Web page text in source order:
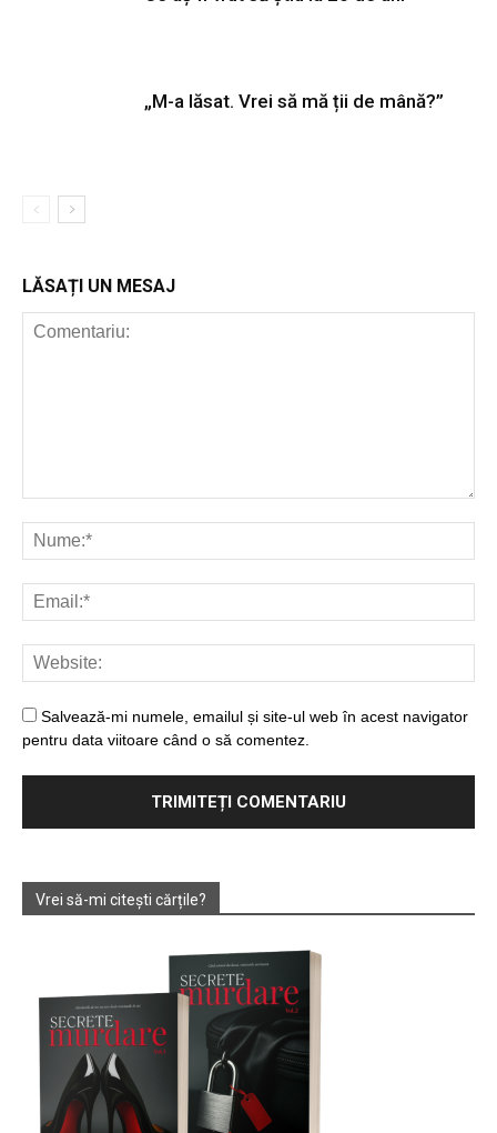
„M-a lăsat. Vrei să mă ții de mână?”
LĂSAȚI UN MESAJ
Salvează-mi numele, emailul și site-ul web în acest navigator
pentru data viitoare când o să comentez.
Vrei să-mi citești cărțile?